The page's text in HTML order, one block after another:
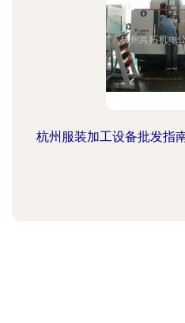
杭州服装加工设备批发指